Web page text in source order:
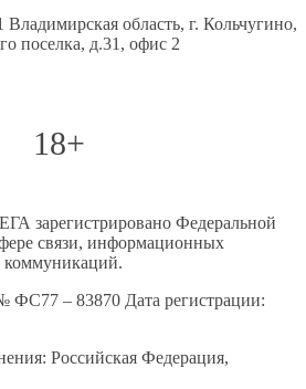
область, г. Кольчугино,
поселка, д.31, офис 2
18+
зарегистрировано Федеральной
связи, информационных
коммуникаций.
ФС77 – 83870 Дата регистрации:
Российская Федерация,